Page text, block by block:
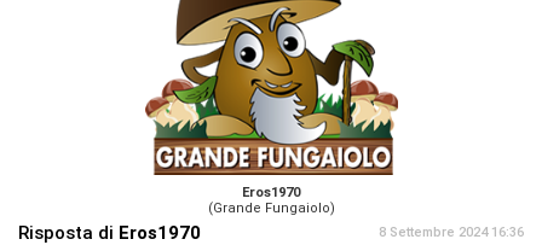
Eros1970
(Grande Fungaiolo)
Risposta di Eros1970 8 Settembre 2024 16:36